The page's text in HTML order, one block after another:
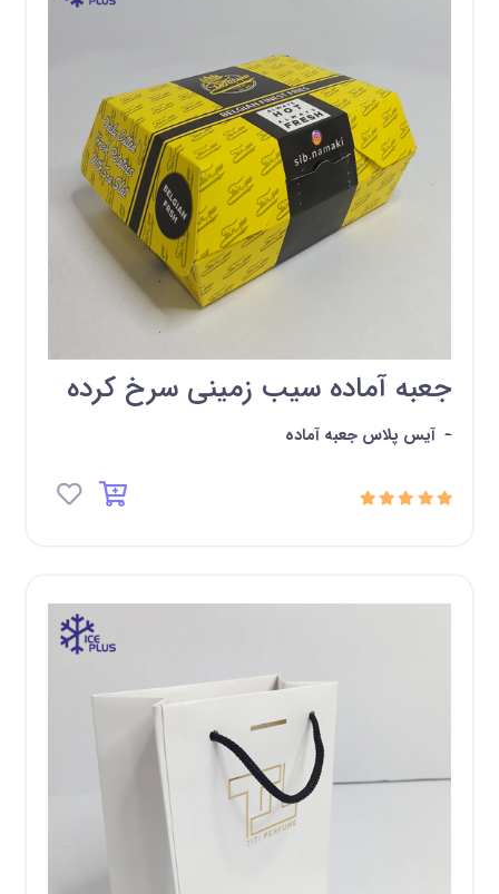
جعبه آماده سیب زمینی سرخ کرده
- آیس پلاس جعبه آماده